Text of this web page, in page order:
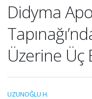
Didyma
Üzerine Üç
UZUNOĞLU H.